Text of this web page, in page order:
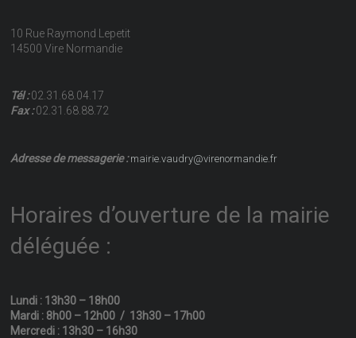
10 Rue Raymond Lepetit
14500 Vire Normandie
Tél :02.31.68.04.17
Fax :02.31.68.88.72
Adresse de messagerie :mairie.vaudry@virenormandie.fr
Horaires d’ouverture de la mairie
déléguée :
Lundi : 13h30 – 18h00
Mardi : 8h00 – 12h00 / 13h30 – 17h00
Mercredi : 13h30 – 16h30